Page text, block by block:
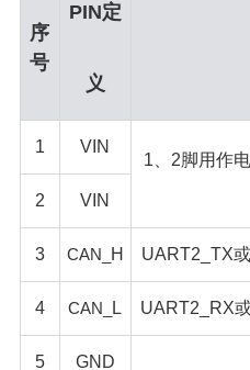
序
号
PIN定
义
1 VIN
1、2脚用作
2 VIN
3 CAN_ H UART2_TX
4 CAN_ L UART2_RX
5
GND